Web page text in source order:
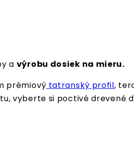
a výrobu dosiek na mieru.
prémiový tatranský profil,
vyberte si poctivé drevené